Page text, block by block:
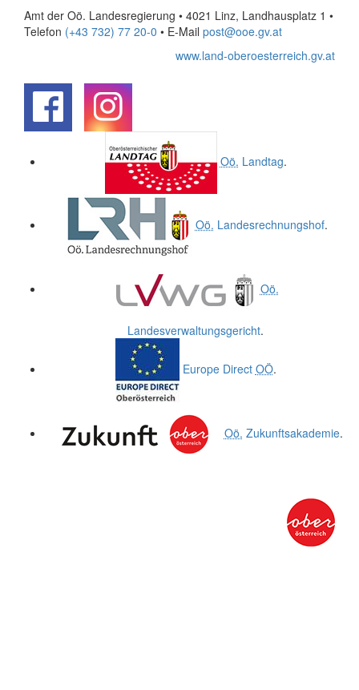
Amt der Oö. Landesregierung • 4021 Linz, Landhausplatz 1 •
Telefon (+43 732) 77 20-0 • E-Mail post@ooe.gv.at
www.land-oberoesterreich.gv.at
Oö. Landtag.
Oö. Landesrechnungshof.
Oö.
Landesverwaltungsgericht.
Europe Direct OÖ.
Oö. Zukunftsakademie.